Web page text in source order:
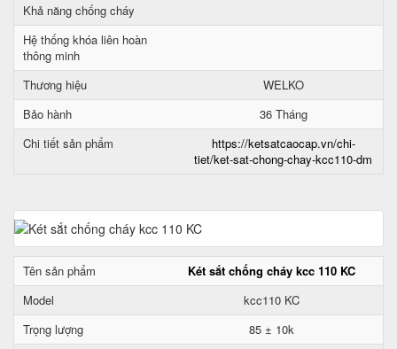
Khả năng chống cháy
Hệ thống khóa liên hoàn
thông minh
Thương hiệu
WELKO
Bảo hành
36 Tháng
Chi tiết sản phẩm
https://ketsatcaocap.vn/chi-
tiet/ket-sat-chong-chay-kcc110-dm
Tên sản phẩm
Két sắt chống cháy kcc 110 KC
Model
kcc110 KC
Trọng lượng
85 ± 10k